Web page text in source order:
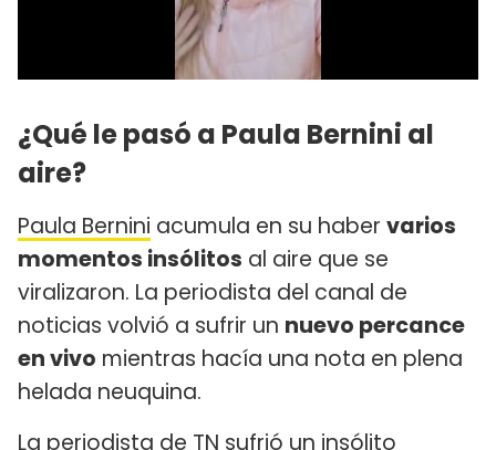
¿Qué le pasó a Paula Bernini al
aire?
Paula Bernini acumula en su haber varios
momentos insólitos al aire que se
viralizaron. La periodista del canal de
noticias volvió a sufrir un nuevo percance
en vivo mientras hacía una nota en plena
helada neuquina.
La periodista de TN sufrió un insólito